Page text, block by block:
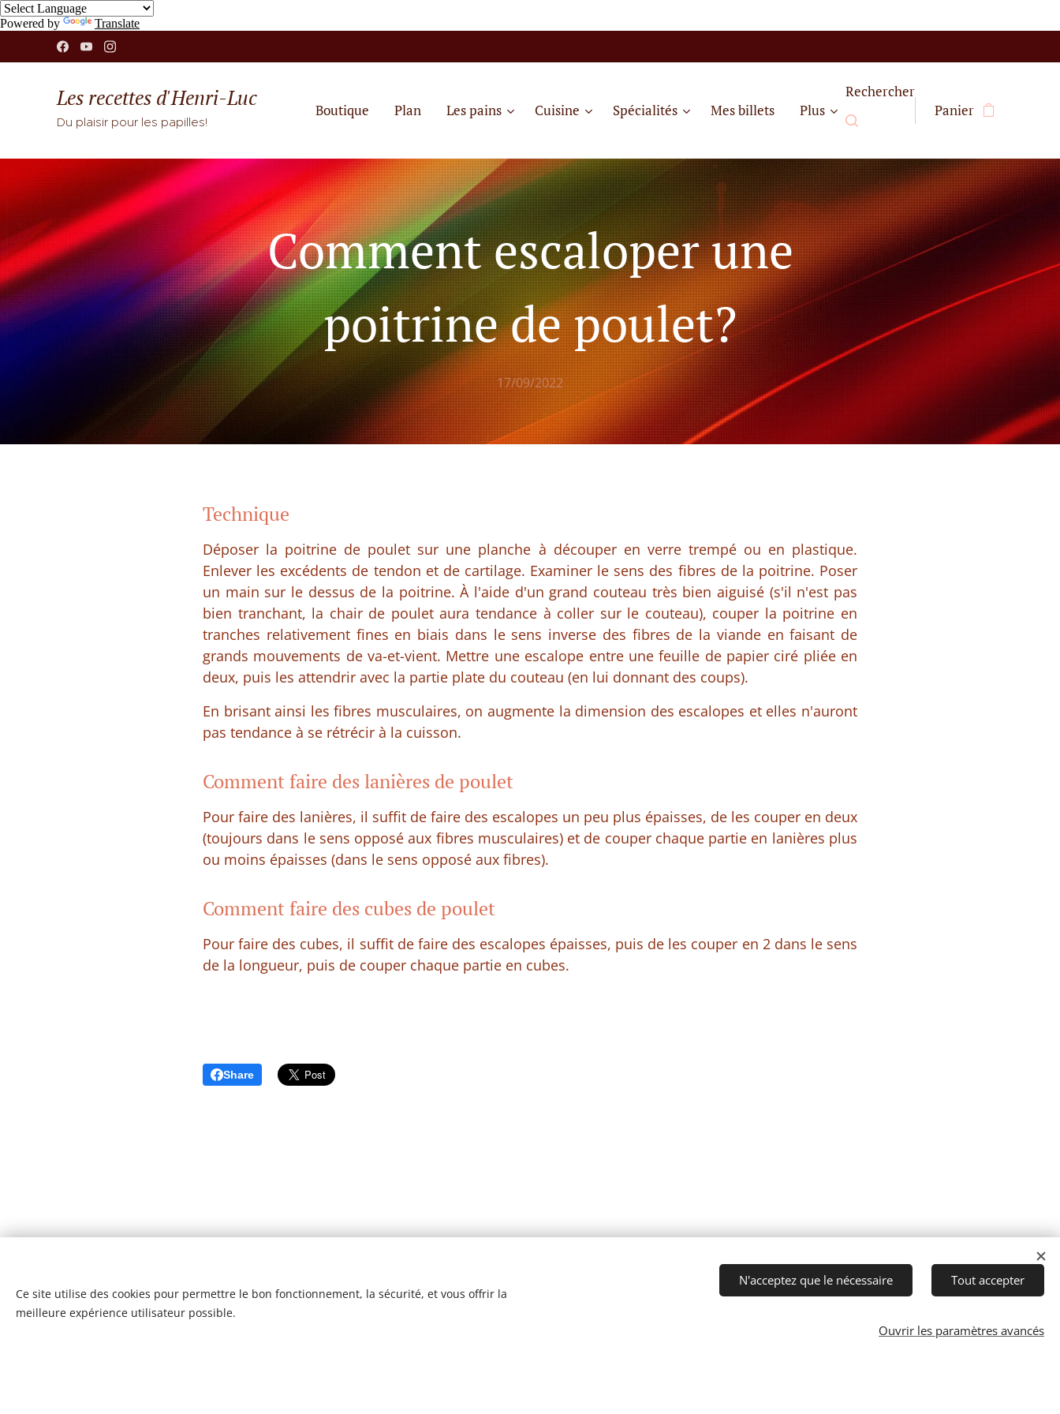
Powered by Translate
Les recettes d'Henri-Luc
Du plaisir pour les papilles!
Boutique Plan Les pains Cuisine Spécialités Mes billets Plus
Rechercher
Panier
Comment escaloper une
poitrine de poulet?
17/09/2022
Technique
Déposer la poitrine de poulet sur une planche à découper en verre trempé ou en plastique.
Enlever les excédents de tendon et de cartilage. Examiner le sens des fibres de la poitrine. Poser
un main sur le dessus de la poitrine. À l'aide d'un grand couteau très bien aiguisé (s'il n'est pas
bien tranchant, la chair de poulet aura tendance à coller sur le couteau), couper la poitrine en
tranches relativement fines en biais dans le sens inverse des fibres de la viande en faisant de
grands mouvements de va-et-vient. Mettre une escalope entre une feuille de papier ciré pliée en
deux, puis les attendrir avec la partie plate du couteau (en lui donnant des coups).
En brisant ainsi les fibres musculaires, on augmente la dimension des escalopes et elles n'auront
pas tendance à se rétrécir à la cuisson.
Comment faire des lanières de poulet
Pour faire des lanières, il suffit de faire des escalopes un peu plus épaisses, de les couper en deux
(toujours dans le sens opposé aux fibres musculaires) et de couper chaque partie en lanières plus
ou moins épaisses (dans le sens opposé aux fibres).
Comment faire des cubes de poulet
Pour faire des cubes, il suffit de faire des escalopes épaisses, puis de les couper en 2 dans le sens
de la longueur, puis de couper chaque partie en cubes.
Share
Ce site utilise des cookies pour permettre le bon fonctionnement, la sécurité, et vous offrir la
meilleure expérience utilisateur possible.
N'acceptez que le nécessaire Tout accepter
Ouvrir les paramètres avancés